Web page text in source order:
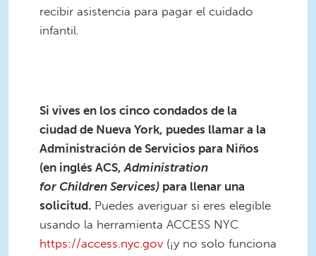
recibir asistencia para pagar el cuidado
infantil.
Si vives en los cinco condados de la
ciudad de Nueva York, puedes llamar a la
Administración de Servicios para Niños
(en inglés ACS,Administration
for Children Services) para llenar una
solicitud. Puedes averiguar si eres elegible
usando la herramienta ACCESS NYC
https://access.nyc.gov (¡y no solo funciona